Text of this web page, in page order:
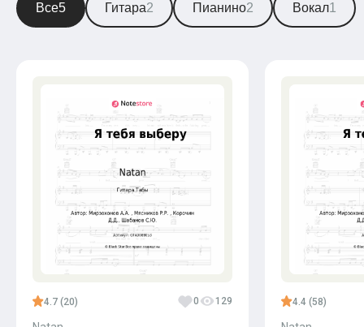
Все5 Гитара2 Пианино2 Вокал1
4.7 (20) 0 129 4.4 (58)